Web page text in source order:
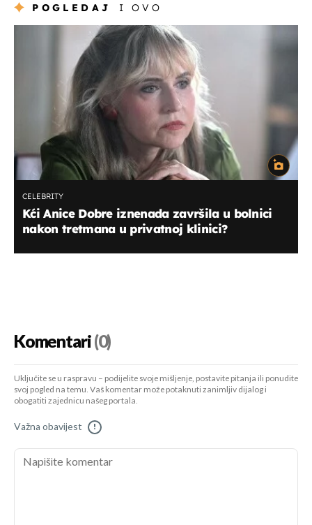
POGLEDAJ I OVO
CELEBRITY
Kći Anice Dobre iznenada završila u bolnici
nakon tretmana u privatnoj klinici?
Komentari(0)
Uključite se u raspravu – podijelite svoje mišljenje, postavite pitanja ili ponudite
svoj pogled na temu. Vaš komentar može potaknuti zanimljiv dijalog i
obogatiti zajednicu našeg portala.
Važna obavijest !